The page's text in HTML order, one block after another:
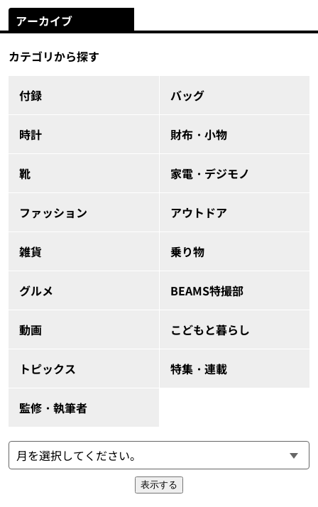
アーカイブ
カテゴリから探す
付録 バッグ
時計 財布・小物
靴 家電・デジモノ
ファッション アウトドア
雑貨 乗り物
グルメ BEAMS特撮部
動画 こどもと暮らし
トピックス 特集・連載
監修・執筆者
表示する